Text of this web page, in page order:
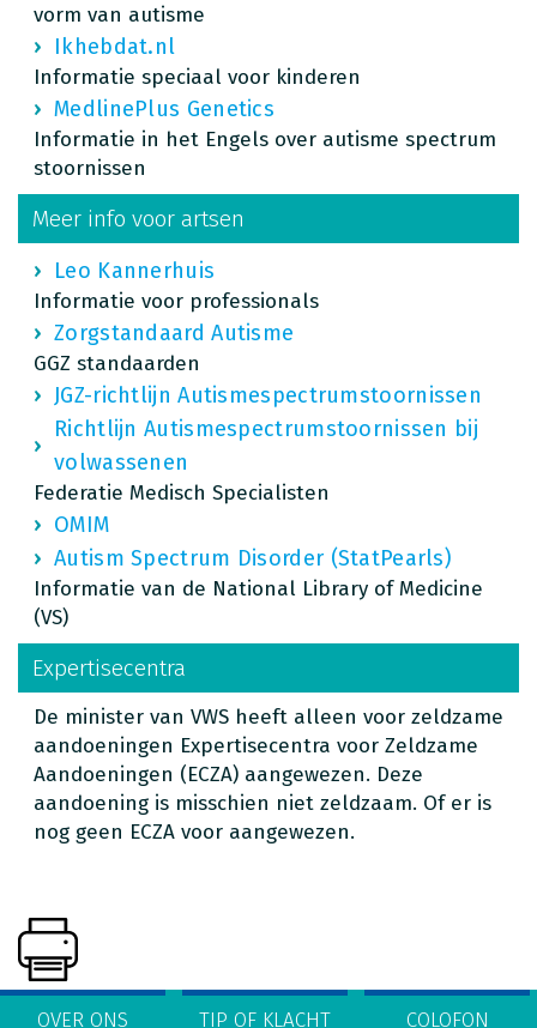
vorm van autisme
Ikhebdat.nl
Informatie speciaal voor kinderen
MedlinePlus Genetics
Informatie in het Engels over autisme spectrum
stoornissen
Meer info voor artsen
Leo Kannerhuis
Informatie voor professionals
Zorgstandaard Autisme
GGZ standaarden
JGZ-richtlijn Autismespectrumstoornissen
Richtlijn Autismespectrumstoornissen bij
volwassenen
Federatie Medisch Specialisten
OMIM
Autism Spectrum Disorder (StatPearls)
Informatie van de National Library of Medicine
(VS)
Expertisecentra
De minister van VWS heeft alleen voor zeldzame
aandoeningen Expertisecentra voor Zeldzame
Aandoeningen (ECZA) aangewezen. Deze
aandoening is misschien niet zeldzaam. Of er is
nog geen ECZA voor aangewezen.
OVER ONS TIP OF KLACHT COLOFON